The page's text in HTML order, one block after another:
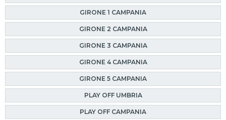
GIRONE 1 CAMPANIA
GIRONE 2 CAMPANIA
GIRONE 3 CAMPANIA
GIRONE 4 CAMPANIA
GIRONE 5 CAMPANIA
PLAY OFF UMBRIA
PLAY OFF CAMPANIA